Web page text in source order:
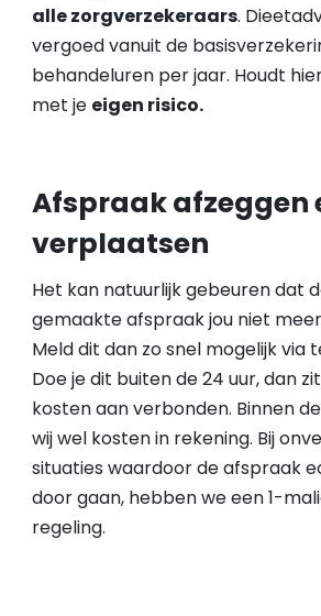
alle zorgverzekeraars.
vergoed vanuit de
behandeluren per jaar. Houdt
met je eigen risico.
Afspraak afzeggen
verplaatsen
Het kan natuurlijk gebeuren dat
gemaakte afspraak jou niet
Meld dit dan zo snel mogelijk via
Doe je dit buiten de 24 uur, dan
kosten aan verbonden. Binnen
wij wel kosten in rekening. Bij
situaties waardoor de afspraak
door gaan, hebben we een 1-
regeling.